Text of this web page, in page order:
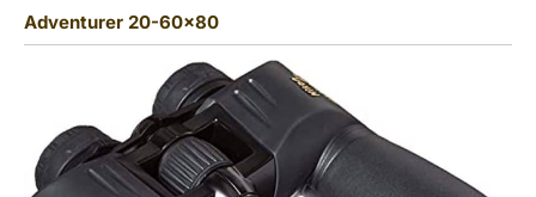
Adventurer 20-60×80